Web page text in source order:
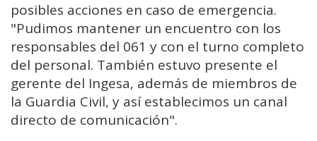
posibles acciones en caso de emergencia.
"Pudimos mantener un encuentro con los
responsables del 061 y con el turno completo
del personal. También estuvo presente el
gerente del Ingesa, además de miembros de
la Guardia Civil, y así establecimos un canal
directo de comunicación".